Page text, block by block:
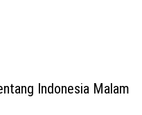
Indonesia Malam